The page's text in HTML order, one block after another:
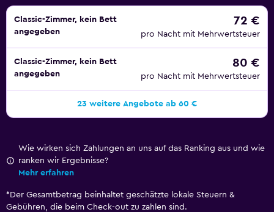
Classic-Zimmer, kein Bett
angegeben
72 €
pro Nacht mit Mehrwertsteuer
Classic-Zimmer, kein Bett
angegeben
80 €
pro Nacht mit Mehrwertsteuer
23 weitere Angebote ab 60 €
Wie wirken sich Zahlungen an uns auf das Ranking aus und wie
ranken wir Ergebnisse?
Mehr erfahren
* Der Gesamtbetrag beinhaltet geschätzte lokale Steuern &
Gebühren, die beim Check-out zu zahlen sind.